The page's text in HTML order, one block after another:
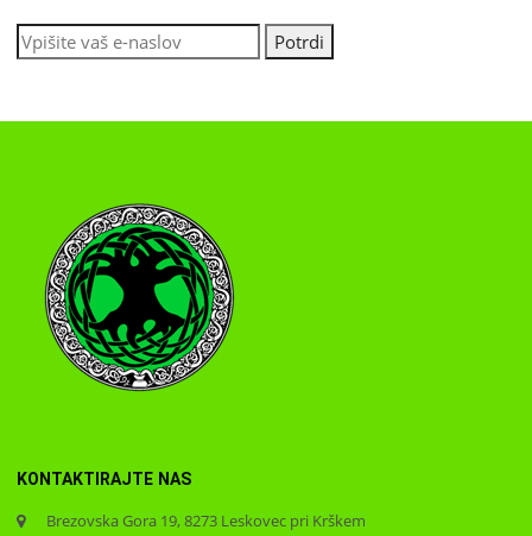
KONTAKTIRAJTE NAS
Brezovska Gora 19, 8273 Leskovec pri Krškem